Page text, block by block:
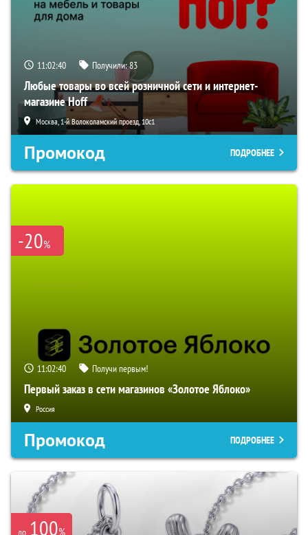
11:02:39 Получили:83
Любые товары во всей розничной сети и интернет-
магазине Hoff
Москва, 1-й Волоколамский проезд, 10с1
Промокод ПОДРОБНЕЕ
-20%
11:02:39 Получи первым!
Первый заказ в сети магазинов «Золотое Яблоко»
Россия
Промокод ПОДРОБНЕЕ
до 100%